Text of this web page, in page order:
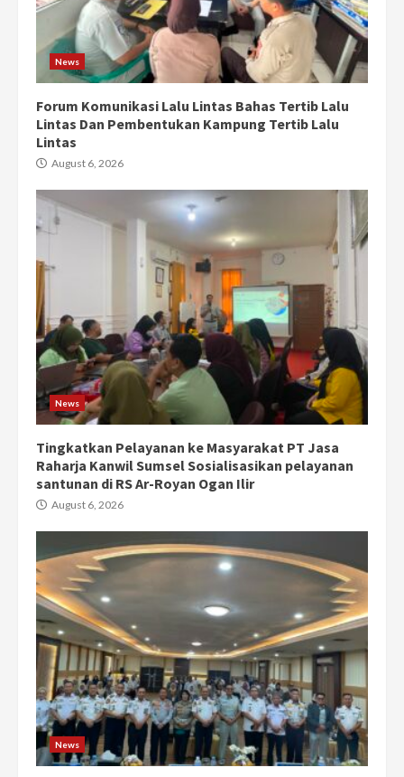
News
Forum Komunikasi Lalu Lintas Bahas Tertib Lalu
Lintas Dan Pembentukan Kampung Tertib Lalu
Lintas
August 6, 2026
News
Tingkatkan Pelayanan ke Masyarakat PT Jasa
Raharja Kanwil Sumsel Sosialisasikan pelayanan
santunan di RS Ar-Royan Ogan Ilir
August 6, 2026
News